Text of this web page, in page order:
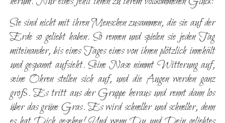
Sie sind nicht mit ihren Menschen zusammen, die sie auf der
Erde so geliebt haben. So rennen und spielen sie jeden Tag
miteinander, bis eines Tages eines von ihnen plötzlich innehält
und gespannt aufsieht. Seine Nase nimmt Witterung auf,
seine Ohren stellen sich auf, und die Augen werden ganz
groß. Es tritt aus der Gruppe heraus und rennt dann los
über das grüne Gras. Es wird schneller und schneller, denn